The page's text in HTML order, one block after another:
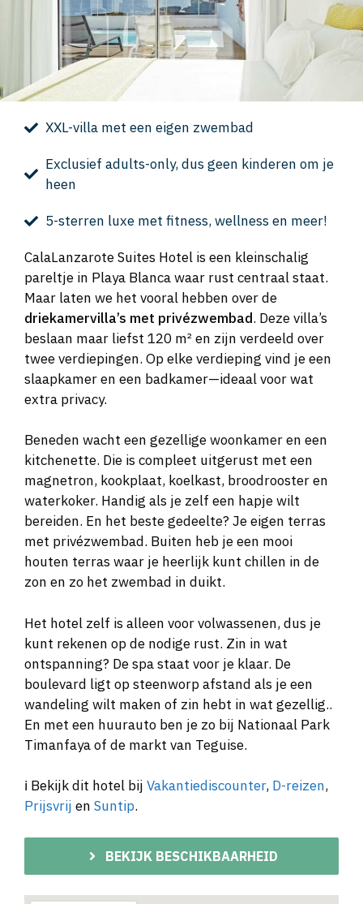
XXL-villa met een eigen zwembad
Exclusief adults-only, dus geen kinderen om je
heen
5-sterren luxe met fitness, wellness en meer!
CalaLanzarote Suites Hotel is een kleinschalig
pareltje in Playa Blanca waar rust centraal staat.
Maar laten we het vooral hebben over de
driekamervilla’s met privézwembad. Deze villa’s
beslaan maar liefst 120 m² en zijn verdeeld over
twee verdiepingen. Op elke verdieping vind je een
slaapkamer en een badkamer—ideaal voor wat
extra privacy.
Beneden wacht een gezellige woonkamer en een
kitchenette. Die is compleet uitgerust met een
magnetron, kookplaat, koelkast, broodrooster en
waterkoker. Handig als je zelf een hapje wilt
bereiden. En het beste gedeelte? Je eigen terras
met privézwembad. Buiten heb je een mooi
houten terras waar je heerlijk kunt chillen in de
zon en zo het zwembad in duikt.
Het hotel zelf is alleen voor volwassenen, dus je
kunt rekenen op de nodige rust. Zin in wat
ontspanning? De spa staat voor je klaar. De
boulevard ligt op steenworp afstand als je een
wandeling wilt maken of zin hebt in wat gezellig..
En met een huurauto ben je zo bij Nationaal Park
Timanfaya of de markt van Teguise.
ℹ️ Bekijk dit hotel bij Vakantiediscounter, D-reizen,
Prijsvrij en Suntip.
BEKIJK BESCHIKBAARHEID